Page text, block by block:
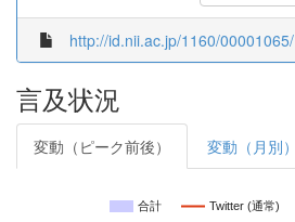
http://id.nii.ac.jp/1160/00001065/
言及状況
変動（ピーク前後） 変動（月別）
合計 Twitter (通常)